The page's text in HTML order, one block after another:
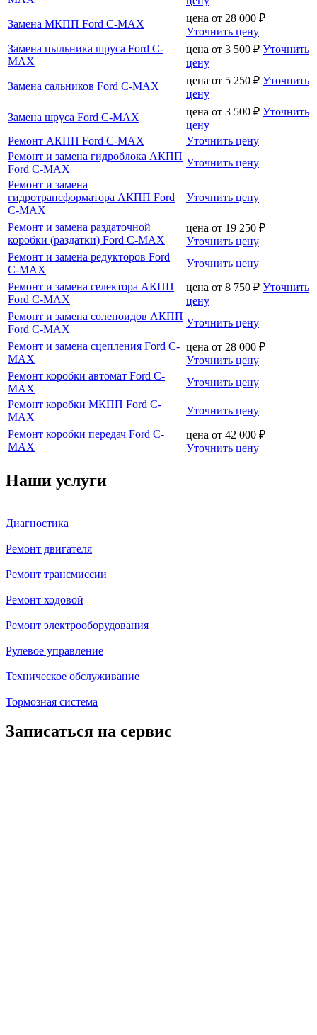
Замена МКПП Ford C-MAX
цена от 28 000 ₽
Уточнить цену
Замена пыльника шруса Ford C-
MAX
цена от 3 500 ₽ Уточнить
цену
Замена сальников Ford C-MAX
цена от 5 250 ₽ Уточнить
цену
Замена шруса Ford C-MAX
цена от 3 500 ₽ Уточнить
цену
Ремонт АКПП Ford C-MAX
Уточнить цену
Ремонт и замена гидроблока АКПП
Ford C-MAX
Уточнить цену
Ремонт и замена
гидротрансформатора АКПП Ford
C-MAX
Уточнить цену
Ремонт и замена раздаточной
коробки (раздатки) Ford C-MAX
цена от 19 250 ₽
Уточнить цену
Ремонт и замена редукторов Ford
C-MAX
Уточнить цену
Ремонт и замена селектора АКПП
Ford C-MAX
цена от 8 750 ₽ Уточнить
цену
Ремонт и замена соленоидов АКПП
Ford C-MAX
Уточнить цену
Ремонт и замена сцепления Ford C-
MAX
цена от 28 000 ₽
Уточнить цену
Ремонт коробки автомат Ford C-
MAX
Уточнить цену
Ремонт коробки МКПП Ford C-
MAX
Уточнить цену
Ремонт коробки передач Ford C-
MAX
цена от 42 000 ₽
Уточнить цену
Наши услуги
Диагностика
Ремонт двигателя
Ремонт трансмиссии
Ремонт ходовой
Ремонт электрооборудования
Рулевое управление
Техническое обслуживание
Тормозная система
Записаться на сервис